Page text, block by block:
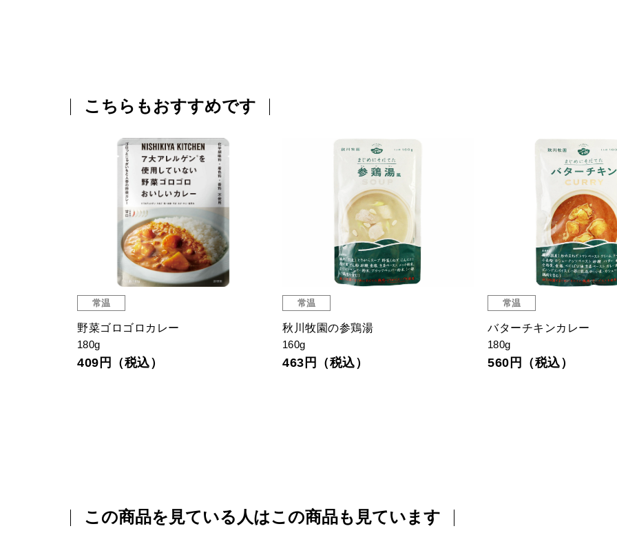
こちらもおすすめです
常温
野菜ゴロゴロカレー
180g
409円（税込）
常温
秋川牧園の参鶏湯
160g
463円（税込）
常温
バターチキンカレー
180g
560円（税込）
この商品を見ている人はこの商品も見ています